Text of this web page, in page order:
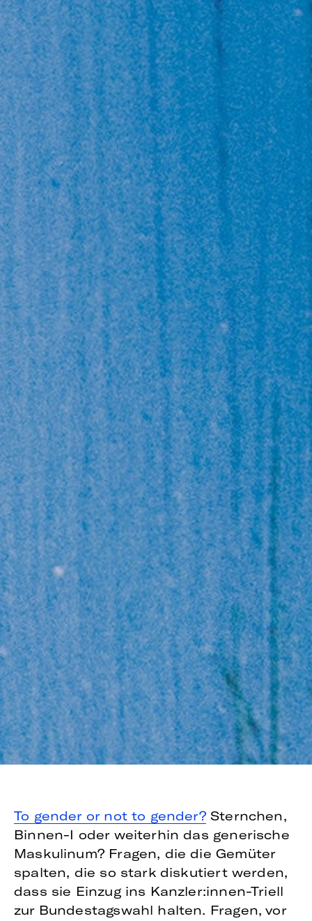
To gender or not to gender?Sternchen,
Binnen-I oder weiterhin das generische
Maskulinum? Fragen, die die Gemüter
spalten, die so stark diskutiert werden,
dass sie Einzug ins Kanzler:innen-Triell
zur Bundestagswahl halten. Fragen, vor